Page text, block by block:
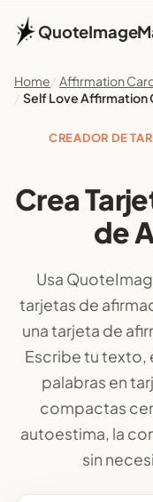
Home
Affirmation
Self Love Affirmation
CREADOR DE
Crea
de
Usa
tarjetas de
una tarjeta de
Escribe tu texto,
palabras en
compactas
autoestima, la
sin